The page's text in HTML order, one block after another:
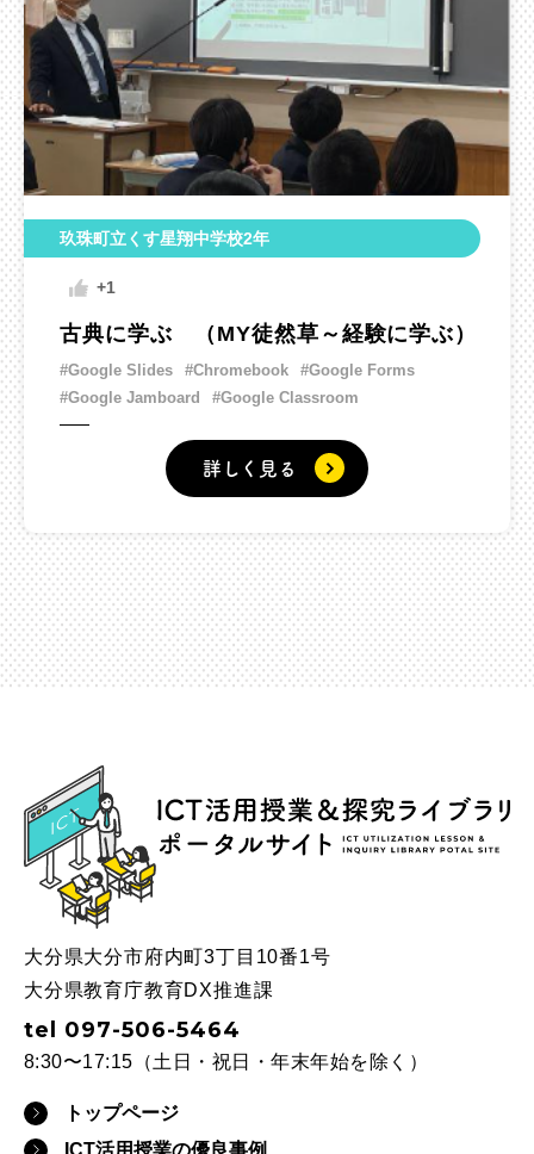
玖珠町立くす星翔中学校2年
+1
古典に学ぶ （MY徒然草～経験に学ぶ）
#Google Slides #Chromebook
#Google Forms
#Google Jamboard
#Google Classroom
詳しく見る
ICT
大分県大分市府内町3丁目10番1号
大分県教育庁教育DX推進課
tel 097-506-5464
8:30〜17:15（土日・祝日・年末年始を除く）
トップページ
ICT活用授業の優良事例